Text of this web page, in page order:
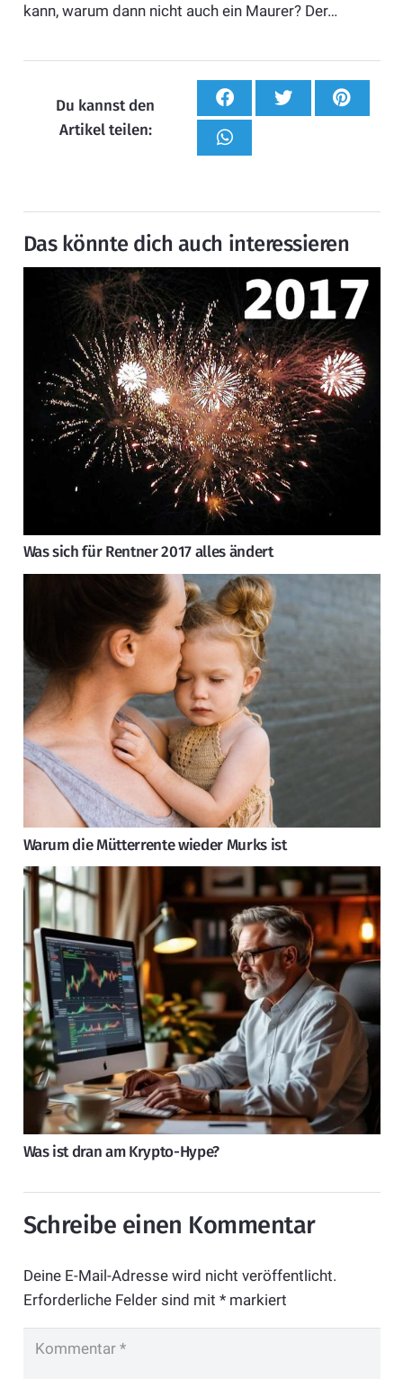
kann, warum dann nicht auch ein Maurer? Der…
Du kannst den
Artikel teilen:
Das könnte dich auch interessieren
Was sich für Rentner 2017 alles ändert
Warum die Mütterrente wieder Murks ist
Was ist dran am Krypto-Hype?
Schreibe einen Kommentar
Deine E-Mail-Adresse wird nicht veröffentlicht.
Erforderliche Felder sind mit *markiert